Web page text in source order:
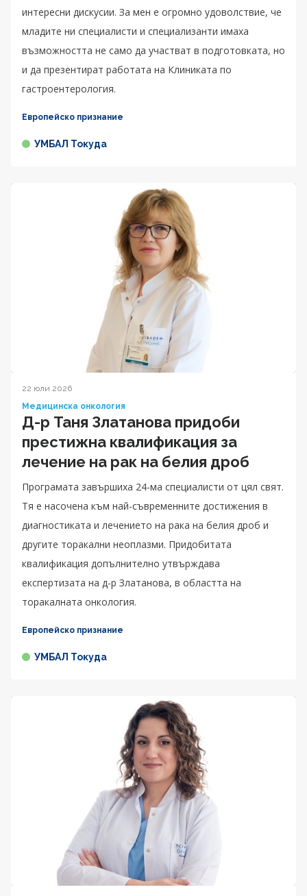
интересни дискусии. За мен е огромно удоволствие, че
младите ни специалисти и специализанти имаха
възможността не само да участват в подготовката, но
и да презентират работата на Клиниката по
гастроентерология.
Европейско признание
УМБАЛ Токуда
22 юли 2026
Медицинска онкология
Д-р Таня Златанова придоби
престижна квалификация за
лечение на рак на белия дроб
Програмата завършиха 24-ма специалисти от цял свят.
Тя е насочена към най-съвременните достижения в
диагностиката и лечението на рака на белия дроб и
другите торакални неоплазми. Придобитата
квалификация допълнително утвърждава
експертизата на д-р Златанова, в областта на
торакалната онкология.
Европейско признание
УМБАЛ Токуда